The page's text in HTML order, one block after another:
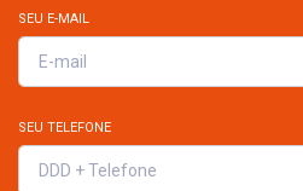
SEU E-MAIL
SEU TELEFONE